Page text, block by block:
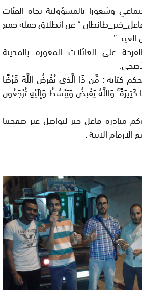
وشعوراً بالمسؤولية تجاه الفئات
“عن انطلاق حملة جمع
” .
على العائلات المعوزة بالمدينة
.
كتابه : مَّن ذَا الَّذِي يُقْرِضُ اللَّهَ قَرْضًا
وَاللَّهُ يَقْبِضُ وَيَبْسُطُ وَإِلَيْهِ تُرْجَعُونَ
مبادرة فاعل خير لتواصل عبر صفحتنا
الاتية: